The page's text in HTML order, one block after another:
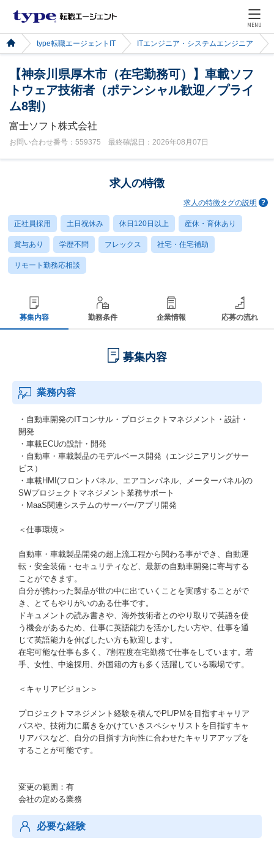
MENU
type転職エージェントIT ITエンジニア・システムエンジニア
【神奈川県厚木市（在宅勤務可）】車載ソフ
トウェア技術者（ポテンシャル歓迎／プライ
ム8割）
富士ソフト株式会社
お問い合わせ番号：559375 最終確認日：2026年08月07日
求人の特徴
求人の特徴タグの説明
正社員採用 土日祝休み 休日120日以上 産休・育休あり
賞与あり 学歴不問 フレックス 社宅・住宅補助
リモート勤務応相談
募集内容 勤務条件 企業情報 応募の流れ
募集内容
業務内容
・自動車開発のITコンサル・プロジェクトマネジメント・設計・
開発
・車載ECUの設計・開発
・自動車・車載製品のモデルベース開発（エンジニアリングサー
ビス）
・車載HMI(フロントパネル、エアコンパネル、メーターパネル)の
SWプロジェクトマネジメント業務サポート
・MaaS関連システムのサーバー/アプリ開発
＜仕事環境＞
自動車・車載製品開発の超上流工程から関わる事ができ、自動運
転・安全装備・セキュリティなど、最新の自動車開発に寄与する
ことができます。
自分が携わった製品が世の中に出ていくことを実感することがで
き、とてもやりがいのある仕事です。
ドキュメントの読み書きや、海外技術者とのやり取りで英語を使
う機会があるため、仕事に英語能力を活かしたい方や、仕事を通
じて英語能力を伸ばしたい方も歓迎します。
在宅可能な仕事も多く、7割程度在宅勤務で仕事をしています。若
手、女性、中途採用、外国籍の方も多く活躍している職場です。
＜キャリアビジョン＞
プロジェクトマネジメント経験を積んでPL/PMを目指すキャリア
パスや、技術力に磨きをかけていきスペシャリストを目指すキャ
リアパスなど、自分の目指す方向性に合わせたキャリアアップを
することが可能です。
変更の範囲：有
会社の定める業務
必要な経験